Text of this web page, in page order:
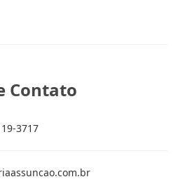
Contato
3717